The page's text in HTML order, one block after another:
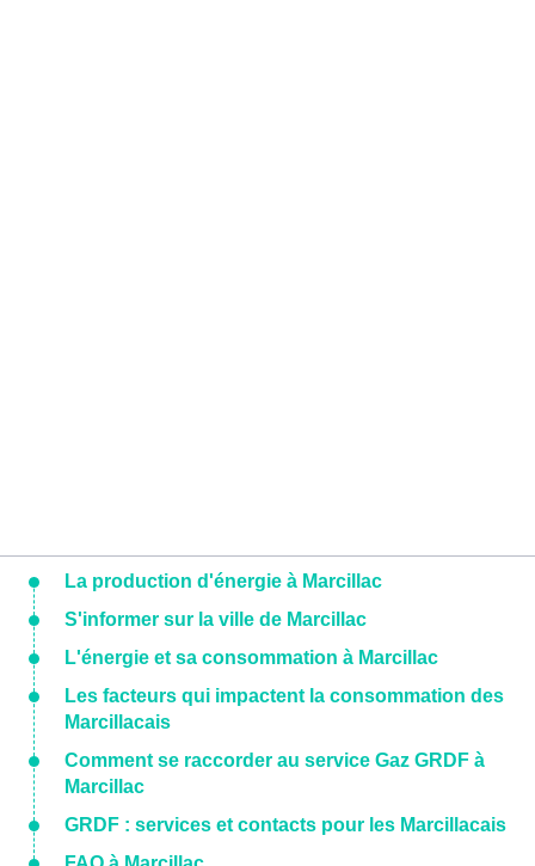
La production d'énergie à Marcillac
S'informer sur la ville de Marcillac
L'énergie et sa consommation à Marcillac
Les facteurs qui impactent la consommation des
Marcillacais
Comment se raccorder au service Gaz GRDF à
Marcillac
GRDF : services et contacts pour les Marcillacais